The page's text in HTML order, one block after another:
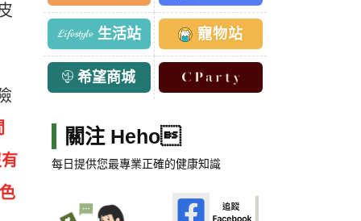
生活站 寵物站
希望商城
關注 Heho
每日提供您最專業正確的健康知識